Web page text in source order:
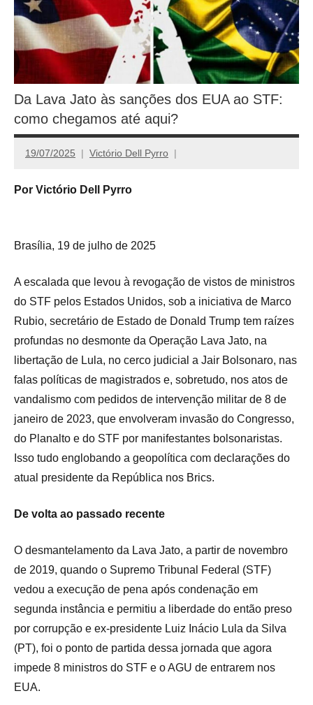
Da Lava Jato às sanções dos EUA ao STF:
como chegamos até aqui?
19/07/2025 Victório Dell Pyrro
Por Victório Dell Pyrro
Brasília, 19 de julho de 2025
A escalada que levou à revogação de vistos de ministros
do STF pelos Estados Unidos, sob a iniciativa de Marco
Rubio, secretário de Estado de Donald Trump tem raízes
profundas no desmonte da Operação Lava Jato, na
libertação de Lula, no cerco judicial a Jair Bolsonaro, nas
falas políticas de magistrados e, sobretudo, nos atos de
vandalismo com pedidos de intervenção militar de 8 de
janeiro de 2023, que envolveram invasão do Congresso,
do Planalto e do STF por manifestantes bolsonaristas.
Isso tudo englobando a geopolítica com declarações do
atual presidente da República nos Brics.
De volta ao passado recente
O desmantelamento da Lava Jato, a partir de novembro
de 2019, quando o Supremo Tribunal Federal (STF)
vedou a execução de pena após condenação em
segunda instância e permitiu a liberdade do então preso
por corrupção e ex-presidente Luiz Inácio Lula da Silva
(PT), foi o ponto de partida dessa jornada que agora
impede 8 ministros do STF e o AGU de entrarem nos
EUA.